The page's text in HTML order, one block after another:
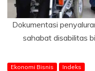
Dokumentasi
sahabat disabilitas
Ekonomi Bisnis Indeks